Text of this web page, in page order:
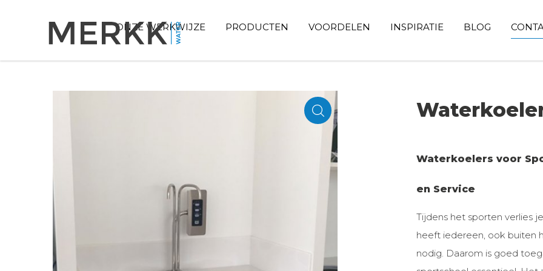
ONZE WERKWIJZE PRODUCTEN VOORDELEN INSPIRATIE BLOG
Waterkoelers voor
en Service
Tijdens het sporten verlies
heeft iedereen, ook buiten
nodig. Daarom is goed